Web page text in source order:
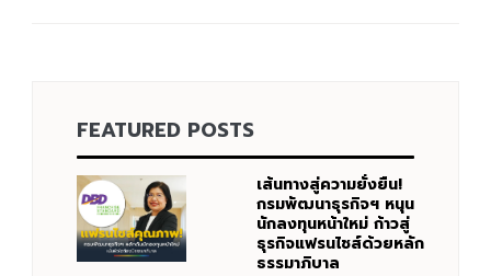
FEATURED POSTS
เส้นทางสู่ความยั่งยืน!
กรมพัฒนาธุรกิจฯ หนุน
นักลงทุนหน้าใหม่ ก้าวสู่
ธุรกิจแฟรนไชส์ด้วยหลัก
ธรรมาภิบาล